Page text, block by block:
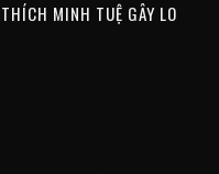
MINH TUỆ GÂY LO